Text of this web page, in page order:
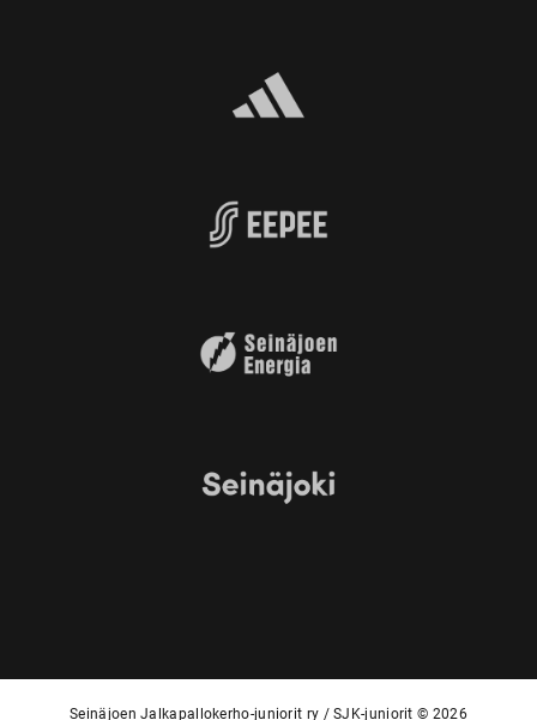
Seinäjoen Jalkapallokerho-juniorit ry / SJK-juniorit © 2026